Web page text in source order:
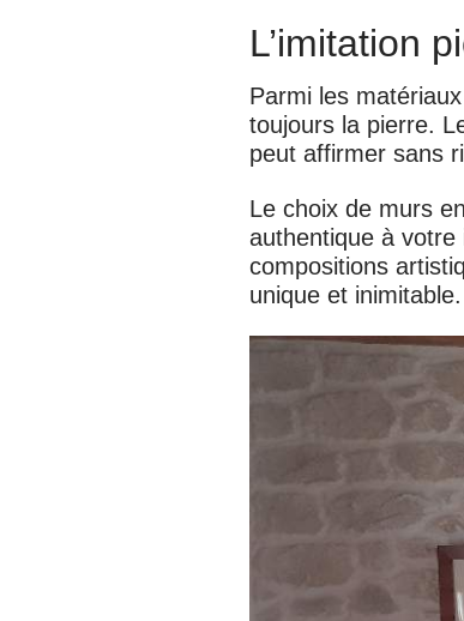
L’imitation
Parmi les
toujours la pierre.
peut affirmer sans
Le choix de murs
authentique à
compositions
unique et inimitable.